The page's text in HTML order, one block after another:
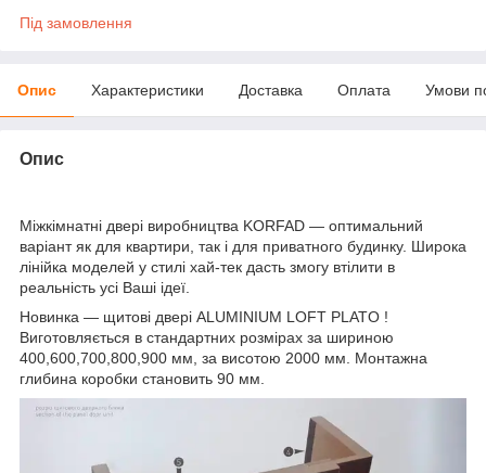
Під замовлення
Опис Характеристики Доставка Оплата Умови
Опис
Міжкімнатні двері виробництва KORFAD — оптимальний
варіант як для квартири, так і для приватного будинку. Широка
лінійка моделей у стилі хай-тек дасть змогу втілити в
реальність усі Ваші ідеї.
Новинка — щитові двері ALUMINIUM LOFT PLATO !
Виготовляється в стандартних розмірах за шириною
400,600,700,800,900 мм, за висотою 2000 мм. Монтажна
глибина коробки становить 90 мм.